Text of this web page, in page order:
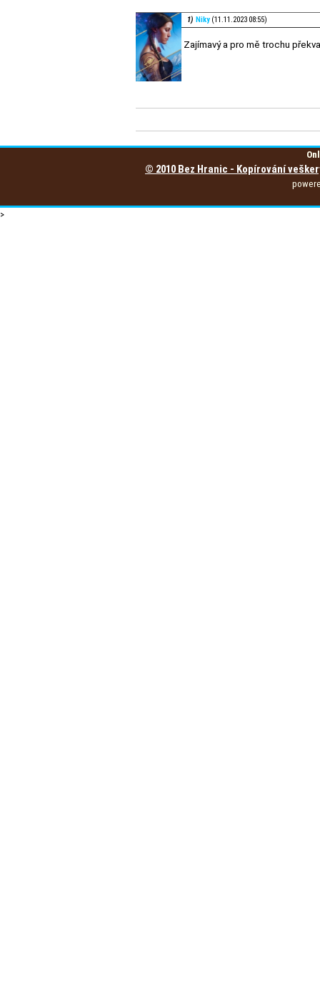
1) Niky (11.11.2023 08:55)
Zajímavý a pro mě trochu
© 2010 Bez Hranic - Kopírování
>